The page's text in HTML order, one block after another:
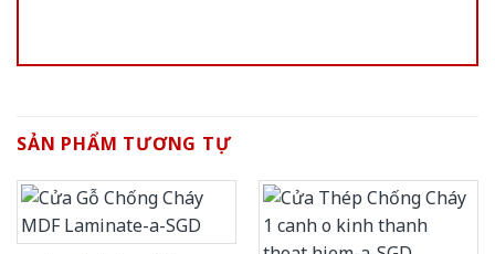
SẢN PHẨM TƯƠNG TỰ